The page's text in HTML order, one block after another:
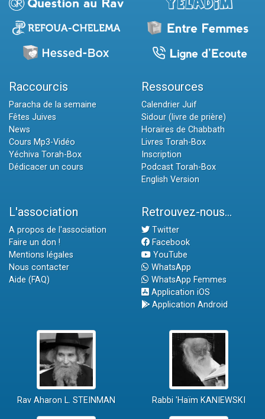
Raccourcis
Paracha de la semaine
Fêtes Juives
News
Cours Mp3-Vidéo
Yéchiva Torah-Box
Dédicacer un cours
Ressources
Calendrier Juif
Sidour (livre de prière)
Horaires de Chabbath
Livres Torah-Box
Inscription
Podcast Torah-Box
English Version
L'association
A propos de l'association
Faire un don !
Mentions légales
Nous contacter
Aide (FAQ)
Retrouvez-nous...
Twitter
Facebook
YouTube
WhatsApp
WhatsApp Femmes
Application iOS
Application Android
Rav Aharon L. STEINMAN Rabbi 'Haïm KANIEWSKI